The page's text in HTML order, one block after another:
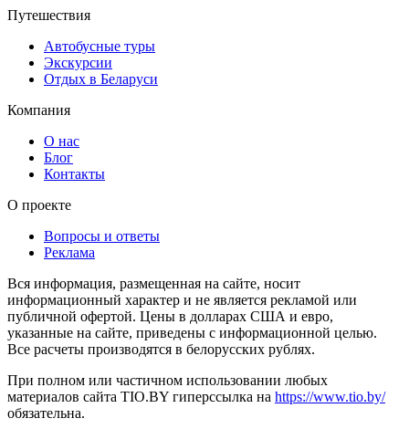
Путешествия
Автобусные туры
Экскурсии
Отдых в Беларуси
Компания
О нас
Блог
Контакты
О проекте
Вопросы и ответы
Реклама
Вся информация, размещенная на сайте, носит
информационный характер и не является рекламой или
публичной офертой. Цены в долларах США и евро,
указанные на сайте, приведены с информационной целью.
Все расчеты производятся в белорусских рублях.
При полном или частичном использовании любых
материалов сайта TIO.BY гиперссылка на https://www.tio.by/
обязательна.